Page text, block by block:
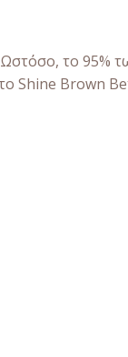
Ωστόσο, το 95%
Shine Brown